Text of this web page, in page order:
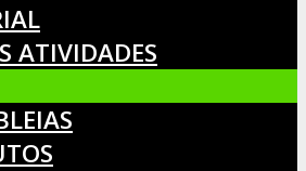
ATIVIDADES